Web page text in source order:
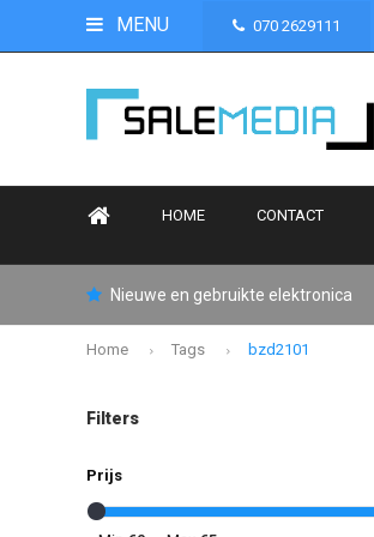
MENU 070 2629111
HOME CONTACT
Nieuwe en gebruikte elektronica
Home Tags bzd2101
Filters
Prijs